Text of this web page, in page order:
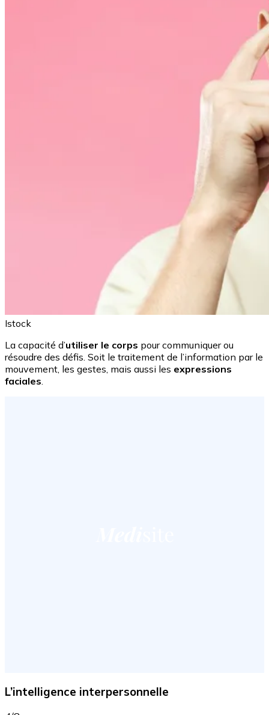
Istock
La capacité d’utiliser le corps pour communiquer ou
résoudre des défis. Soit le traitement de l’information par le
mouvement, les gestes, mais aussi les expressions
faciales.
L’intelligence interpersonnelle